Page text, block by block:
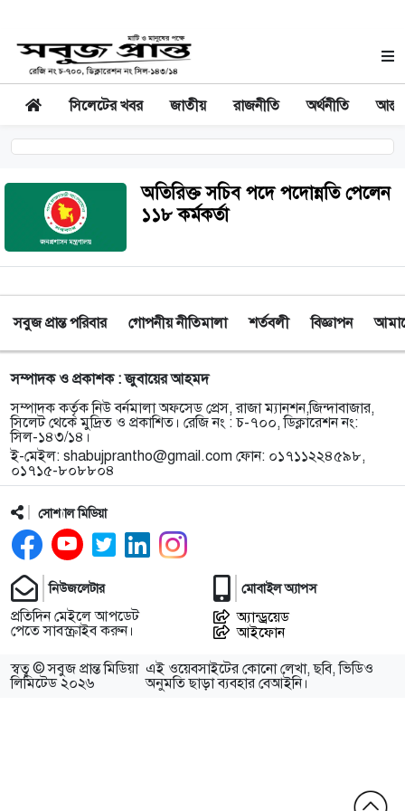
সিলেটের খবর জাতীয় রাজনীতি অর্থনীতি
অতিরিক্ত সচিব পদে পদোন্নতি পেলেন
১১৮ কর্মকর্তা
সবুজ প্রান্ত পরিবার গোপনীয় নীতিমালা শর্তবলী বিজ্ঞাপন
সম্পাদক ও প্রকাশক : জুবায়ের আহমদ
সম্পাদক কর্তৃক নিউ বর্নমালা অফসেড প্রেস, রাজা ম্যানশন,জিন্দাবাজার,
সিলেট থেকে মুদ্রিত ও প্রকাশিত। রেজি নং : চ-৭০০, ডিক্লারেশন নং:
সিল-১৪৩/১৪।
ই-মেইল: shabujprantho@gmail.com ফোন: ০১৭১১২২৪৫৯৮,
০১৭১৫-৮০৮৮০৪
সোশ্যাল মিডিয়া
নিউজলেটার
প্রতিদিন মেইলে আপডেট
পেতে সাবস্ক্রাইব করুন।
মোবাইল অ্যাপস
অ্যান্ড্রয়েড
আইফোন
স্বত্ব © সবুজ প্রান্ত মিডিয়া
লিমিটেড ২০২৬
এই ওয়েবসাইটের কোনো লেখা, ছবি, ভিডিও
অনুমতি ছাড়া ব্যবহার বেআইনি।